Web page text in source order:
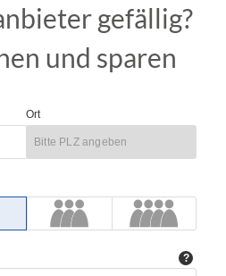
gefällig?
und sparen